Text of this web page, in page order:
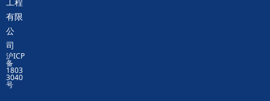
有限
公
司
沪ICP
备
1803
3040
号